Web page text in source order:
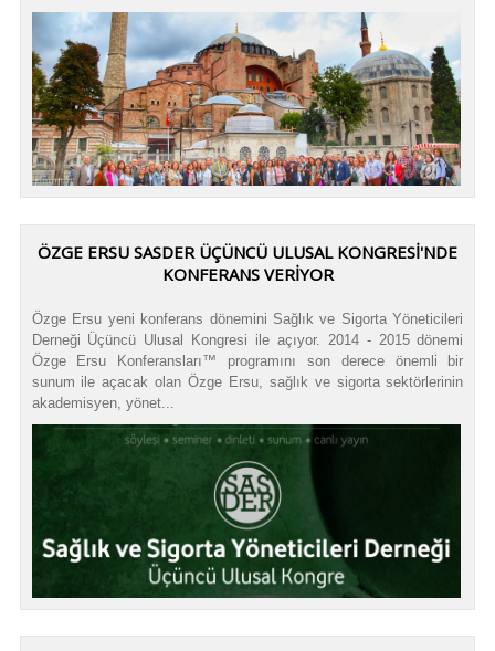
ÖZGE ERSU SASDER ÜÇÜNCÜ ULUSAL KONGRESİ'NDE
KONFERANS VERİYOR
Özge Ersu yeni konferans dönemini Sağlık ve Sigorta Yöneticileri
Derneği Üçüncü Ulusal Kongresi ile açıyor. 2014 - 2015 dönemi
Özge Ersu Konferansları™ programını son derece önemli bir
sunum ile açacak olan Özge Ersu, sağlık ve sigorta sektörlerinin
akademisyen, yönet...